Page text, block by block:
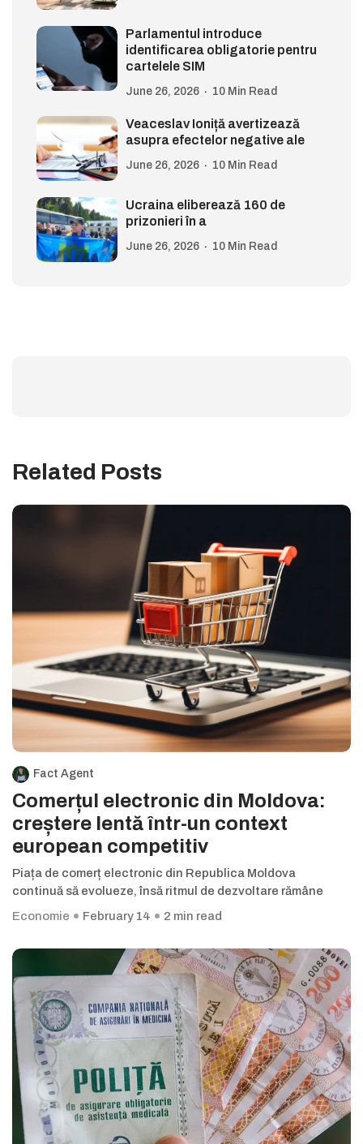
Parlamentul introduce
identificarea obligatorie pentru
cartelele SIM
June 26, 2026 10 Min Read
Veaceslav Ioniță avertizează
asupra efectelor negative ale
June 26, 2026 10 Min Read
Ucraina eliberează 160 de
prizonieri în a
June 26, 2026 10 Min Read
Related Posts
Fact Agent
Comerțul electronic din Moldova:
creștere lentă într-un context
european competitiv
Piața de comerț electronic din Republica Moldova
continuă să evolueze, însă ritmul de dezvoltare rămâne
Economie
February 14 2 min read